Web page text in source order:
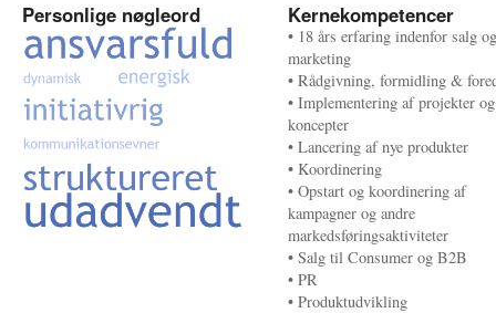
Personlige nøgleord Kernekompetencer
• 18 års erfaring indenfor salg og
marketing
• Rådgivning, formidling &
• Implementering af projekter og
koncepter
• Lancering af nye produkter
• Koordinering
• Opstart og koordinering af
kampagner og andre
markedsføringsaktiviteter
• Salg til Consumer og B2B
• PR
• Produktudvikling